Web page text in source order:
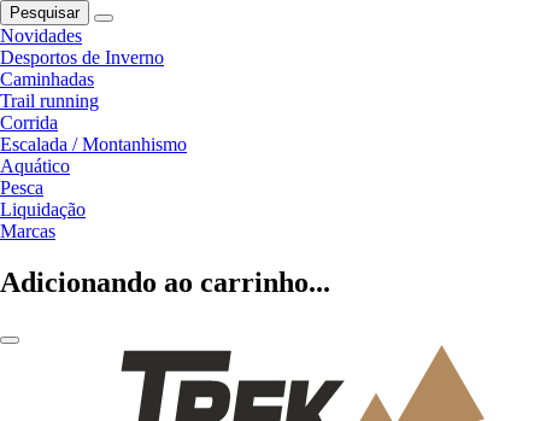
Pesquisar
Novidades
Desportos de Inverno
Caminhadas
Trail running
Corrida
Escalada / Montanhismo
Aquático
Pesca
Liquidação
Marcas
Adicionando ao carrinho...